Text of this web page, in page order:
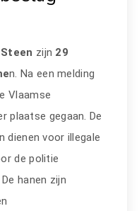
zijn 29
n. Na een melding
Vlaamse
plaatse gegaan. De
dienen voor illegale
de politie
hanen zijn